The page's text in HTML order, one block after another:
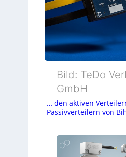
Bild: TeDo
GmbH
… den aktiven
Passivverteilern von